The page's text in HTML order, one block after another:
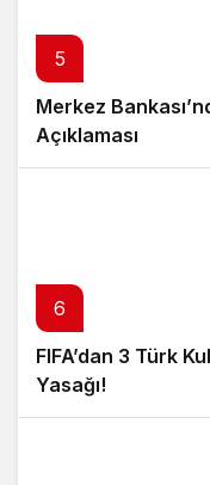
5
Merkez
Açıklaması
6
FIFA’dan 3 Türk
Yasağı!